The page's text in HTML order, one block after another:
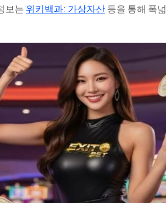
보는 위키백과: 가상자산등을 통해 폭